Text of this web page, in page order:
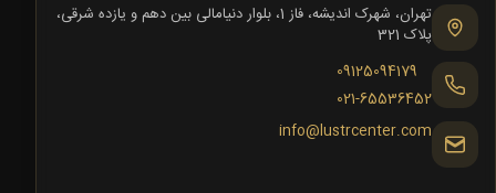
تهران، شهرک اندیشه، فاز 1، بلوار دنیامالی بین دهم و یازده شرقی،
پلاک 321
09125094179
021-65536452
info@lustrcenter.com